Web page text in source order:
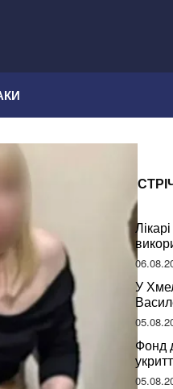
може
У
Фонд